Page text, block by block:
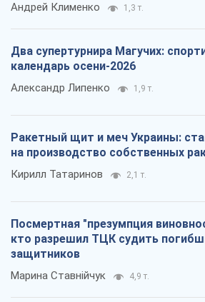
Андрей Клименко 1,3 т.
Два супертурнира Магучих:
календарь осени-2026
Александр Липенко 1,9 т.
Ракетный щит и меч Украины:
на производство собственных
Кирилл Татаринов 2,1 т.
Посмертная "презумпция
кто разрешил ТЦК судить
защитников
Марина Ставнійчук 4,9 т.